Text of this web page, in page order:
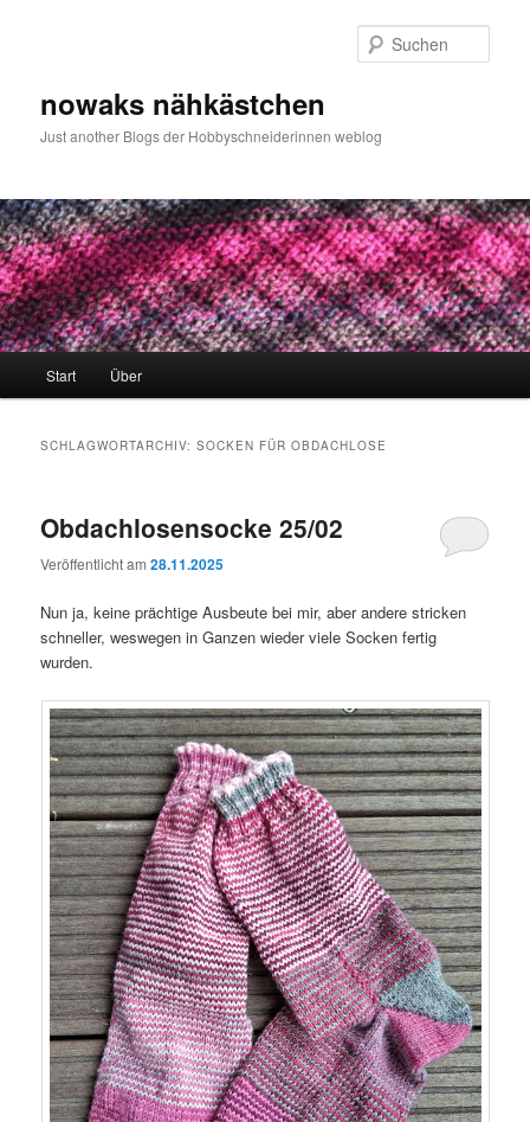
nowaks nähkästchen
Just another Blogs der Hobbyschneiderinnen weblog
Start Über
SCHLAGWORTARCHIV:SOCKEN FÜR OBDACHLOSE
Obdachlosensocke 25/02
Veröffentlicht am28.11.2025
Nun ja, keine prächtige Ausbeute bei mir, aber andere stricken
schneller, weswegen in Ganzen wieder viele Socken fertig
wurden.